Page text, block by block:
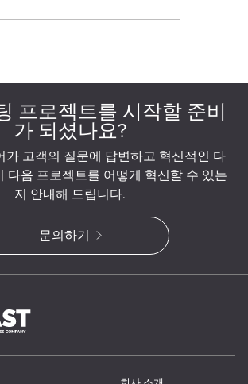
프로젝트를 시작할 준비
가 되셨나요?
가 고객의 질문에 답변하고 혁신적인 다
다음 프로젝트를 어떻게 혁신할 수 있는
지 안내해 드립니다.
문의하기